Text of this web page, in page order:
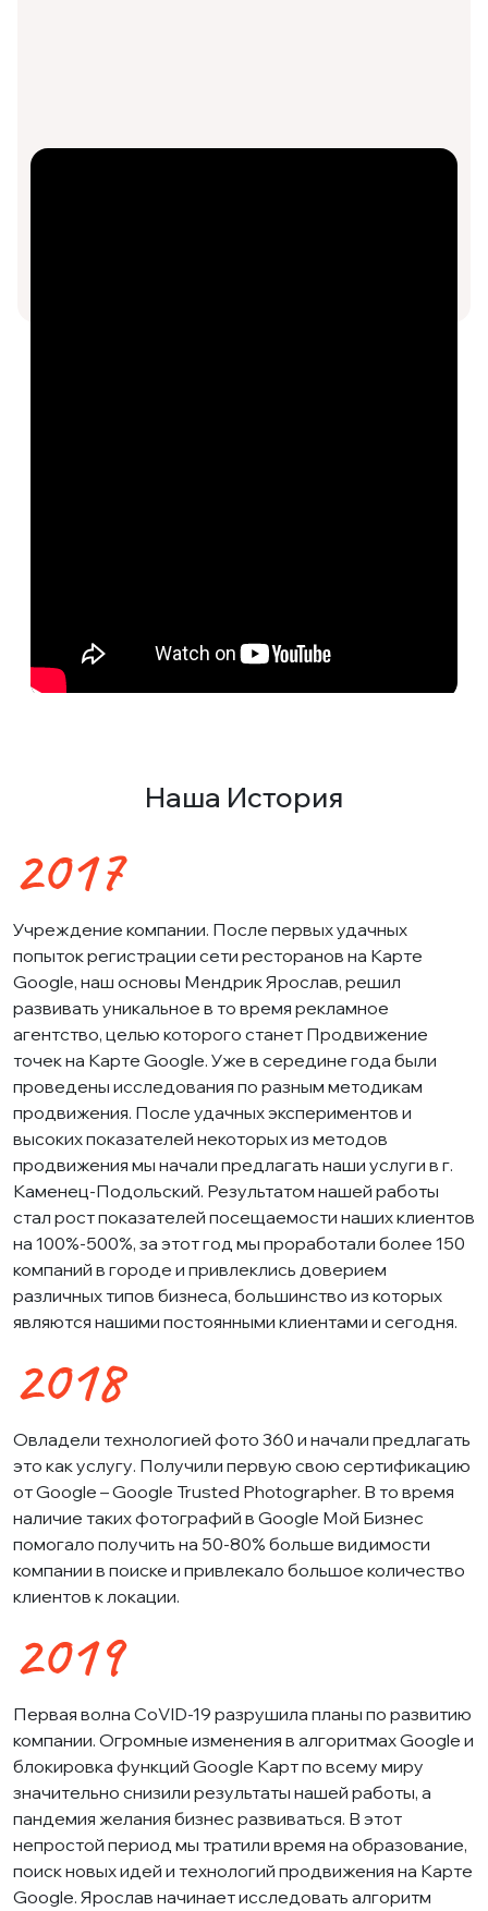
Наша История
2017
Учреждение компании. После первых удачных
попыток регистрации сети ресторанов на Карте
Google, наш основы Мендрик Ярослав, решил
развивать уникальное в то время рекламное
агентство, целью которого станет Продвижение
точек на Карте Google. Уже в середине года были
проведены исследования по разным методикам
продвижения. После удачных экспериментов и
высоких показателей некоторых из методов
продвижения мы начали предлагать наши услуги в г.
Каменец-Подольский. Результатом нашей работы
стал рост показателей посещаемости наших клиентов
на 100%-500%, за этот год мы проработали более 150
компаний в городе и привлеклись доверием
различных типов бизнеса, большинство из которых
являются нашими постоянными клиентами и сегодня.
2018
Овладели технологией фото 360 и начали предлагать
это как услугу. Получили первую свою сертификацию
от Google – Google Trusted Photographer. В то время
наличие таких фотографий в Google Мой Бизнес
помогало получить на 50-80% больше видимости
компании в поиске и привлекало большое количество
клиентов к локации.
2019
Первая волна CoVID-19 разрушила планы по развитию
компании. Огромные изменения в алгоритмах Google и
блокировка функций Google Карт по всему миру
значительно снизили результаты нашей работы, а
пандемия желания бизнес развиваться. В этот
непростой период мы тратили время на образование,
поиск новых идей и технологий продвижения на Карте
Google. Ярослав начинает исследовать алгоритм